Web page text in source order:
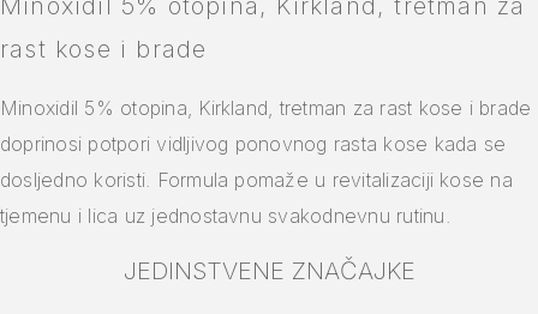
Minoxidil 5% otopina, Kirkland, tretman za
rast kose i brade
Minoxidil 5% otopina, Kirkland, tretman za rast kose i brade
doprinosi potpori vidljivog ponovnog rasta kose kada se
dosljedno koristi. Formula pomaže u revitalizaciji kose na
tjemenu i lica uz jednostavnu svakodnevnu rutinu.
JEDINSTVENE ZNAČAJKE